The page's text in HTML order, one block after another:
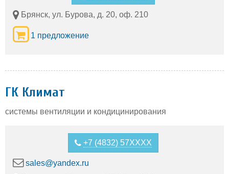
Брянск, ул. Бурова, д. 20, оф. 210
1 предложение
ГК Климат
системы вентиляции и кондицинирования
+7 (4832) 57XXXX
sales@yandex.ru